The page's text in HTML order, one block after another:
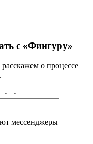
с «Фингуру»
о процессе
мессенджеры